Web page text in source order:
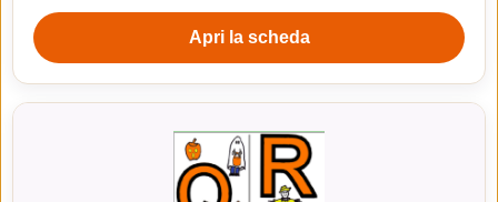
Apri la scheda